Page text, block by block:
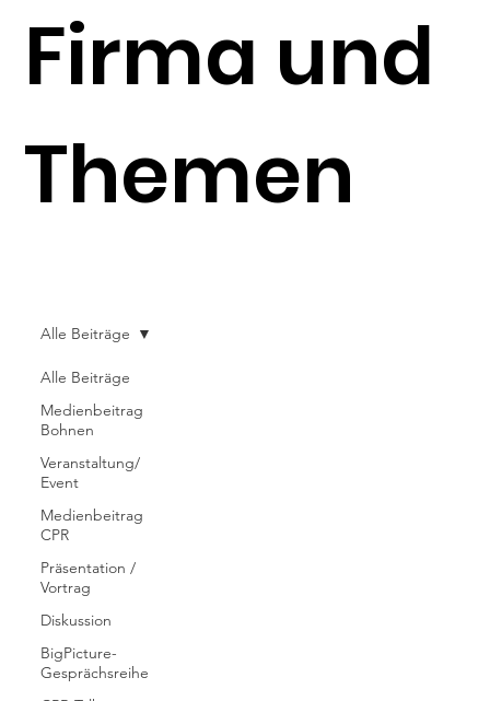
Firma und
Themen
Alle Beiträge
Medienbeitrag
Bohnen
Veranstaltung/
Event
Medienbeitrag
CPR
Präsentation /
Vortrag
Diskussion
BigPicture-
Gesprächsreihe
Alle Beiträge